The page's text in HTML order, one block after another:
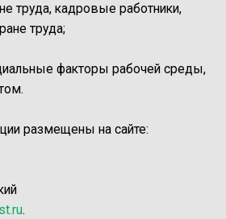
труда, кадровые работники,
труда;
факторы рабочей среды,
размещены на сайте:
.